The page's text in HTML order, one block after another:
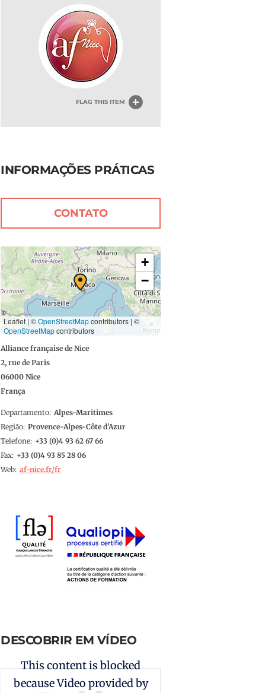
FLAG THIS ITEM
INFORMAÇÕES PRÁTICAS
CONTATO
+
−
Leaflet | ©OpenStreetMapcontributors | ©
OpenStreetMapcontributors
Alliance française de Nice
2, rue de Paris
06000 Nice
França
Departamento Alpes-Maritimes
Região Provence-Alpes-Côte d'Azur
Telefone
4 93 62 67 66
Fax
4 93 85 28 06
Web af-nice.fr/fr
DESCOBRIR EM VÍDEO
This content is blocked
because Video provided by